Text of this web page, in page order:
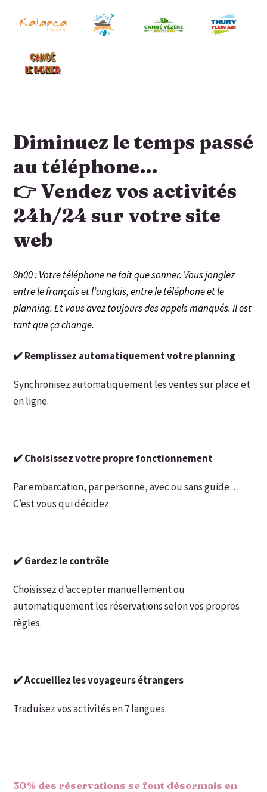
Diminuez le temps passé
au téléphone…
👉 Vendez vos activités
24h/24 sur votre site
web
8h00 : Votre téléphone ne fait que sonner. Vous jonglez
entre le français et l’anglais, entre le téléphone et le
planning. Et vous avez toujours des appels manqués. Il est
tant que ça change.
✔️ Remplissez automatiquement votre planning
Synchronisez automatiquement les ventes sur place et
en ligne.
✔️ Choisissez votre propre fonctionnement
Par embarcation, par personne, avec ou sans guide…
C’est vous qui décidez.
✔️ Gardez le contrôle
Choisissez d’accepter manuellement ou
automatiquement les réservations selon vos propres
règles.
✔️ Accueillez les voyageurs étrangers
Traduisez vos activités en 7 langues.
30% des réservations se font désormais en